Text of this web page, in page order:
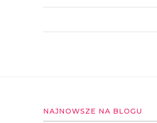
NAJNOWSZE NA BLOGU